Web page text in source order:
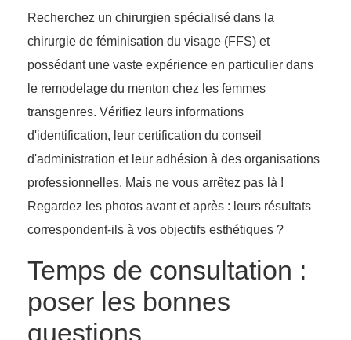
Recherchez un chirurgien spécialisé dans la
chirurgie de féminisation du visage (FFS) et
possédant une vaste expérience en particulier dans
le remodelage du menton chez les femmes
transgenres. Vérifiez leurs informations
d'identification, leur certification du conseil
d'administration et leur adhésion à des organisations
professionnelles. Mais ne vous arrêtez pas là !
Regardez les photos avant et après : leurs résultats
correspondent-ils à vos objectifs esthétiques ?
Temps de consultation :
poser les bonnes
questions